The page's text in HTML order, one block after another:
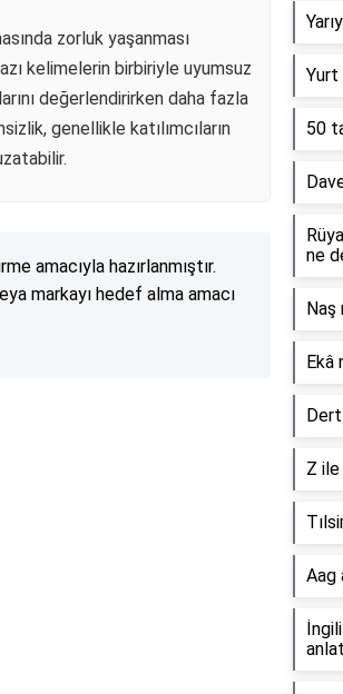
zorluk yaşanması
kelimelerin birbiriyle uyumsuz
değerlendirirken daha fazla
genellikle katılımcıların
amacıyla hazırlanmıştır.
markayı hedef alma amacı
Yurt
50
ne
Naş
Ekâ
Z ile
Aag